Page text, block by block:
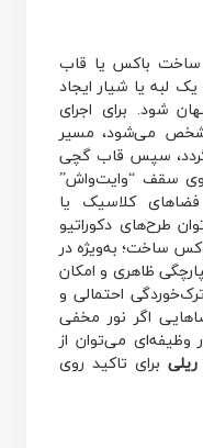
ساخت باکس یا قاب
لبه یا شیار ایجاد
شود. برای اجرای
مشخص می‌شود، مسیر
سپس قاب گچی
سقف “وایت‌واش”
کلاسیک یا
طرح‌های دکوراتیو
ساخت؛ به‌ویژه در
ظاهری و امکان
احتمالی و
اگر نور مخفی
وظیفه‌ای می‌توان از
برای تاکید روی